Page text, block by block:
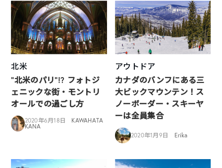
北米
“北米のパリ”!? フォトジ
ェニックな街・モントリ
オールでの過ごし方
2020年6月18日
KAWAHATA
KANA
アウトドア
カナダのバンフにある三
大ビックマウンテン！ス
ノーボーダー・スキーヤ
ーは全員集合
2020年1月9日 Erika